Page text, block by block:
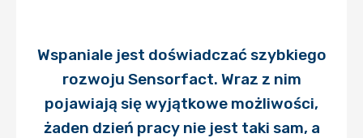
Wspaniale jest doświadczać szybkiego
rozwoju Sensorfact. Wraz z nim
pojawiają się wyjątkowe możliwości,
żaden dzień pracy nie jest taki sam, a